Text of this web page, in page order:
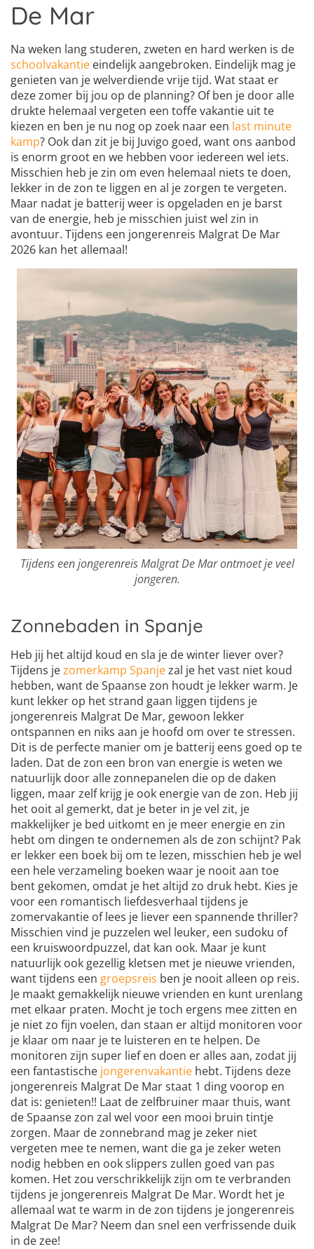
De Mar
Na weken lang studeren, zweten en hard werken is de
schoolvakantie eindelijk aangebroken. Eindelijk mag je
genieten van je welverdiende vrije tijd. Wat staat er
deze zomer bij jou op de planning? Of ben je door alle
drukte helemaal vergeten een toffe vakantie uit te
kiezen en ben je nu nog op zoek naar een last minute
kamp? Ook dan zit je bij Juvigo goed, want ons aanbod
is enorm groot en we hebben voor iedereen wel iets.
Misschien heb je zin om even helemaal niets te doen,
lekker in de zon te liggen en al je zorgen te vergeten.
Maar nadat je batterij weer is opgeladen en je barst
van de energie, heb je misschien juist wel zin in
avontuur. Tijdens een jongerenreis Malgrat De Mar
2026 kan het allemaal!
Tijdens een jongerenreis Malgrat De Mar ontmoet je veel
jongeren.
Zonnebaden in Spanje
Heb jij het altijd koud en sla je de winter liever over?
Tijdens jezomerkamp Spanjezal je het vast niet koud
hebben, want de Spaanse zon houdt je lekker warm. Je
kunt lekker op het strand gaan liggen tijdens je
jongerenreis Malgrat De Mar, gewoon lekker
ontspannen en niks aan je hoofd om over te stressen.
Dit is de perfecte manier om je batterij eens goed op te
laden. Dat de zon een bron van energie is weten we
natuurlijk door alle zonnepanelen die op de daken
liggen, maar zelf krijg je ook energie van de zon. Heb jij
het ooit al gemerkt, dat je beter in je vel zit, je
makkelijker je bed uitkomt en je meer energie en zin
hebt om dingen te ondernemen als de zon schijnt? Pak
er lekker een boek bij om te lezen, misschien heb je wel
een hele verzameling boeken waar je nooit aan toe
bent gekomen, omdat je het altijd zo druk hebt. Kies je
voor een romantisch liefdesverhaal tijdens je
zomervakantie of lees je liever een spannende thriller?
Misschien vind je puzzelen wel leuker, een sudoku of
een kruiswoordpuzzel, dat kan ook. Maar je kunt
natuurlijk ook gezellig kletsen met je nieuwe vrienden,
want tijdens een groepsreis ben je nooit alleen op reis.
Je maakt gemakkelijk nieuwe vrienden en kunt urenlang
met elkaar praten. Mocht je toch ergens mee zitten en
je niet zo fijn voelen, dan staan er altijd monitoren voor
je klaar om naar je te luisteren en te helpen. De
monitoren zijn super lief en doen er alles aan, zodat jij
een fantastische jongerenvakantie hebt. Tijdens deze
jongerenreis Malgrat De Mar staat 1 ding voorop en
dat is: genieten!! Laat de zelfbruiner maar thuis, want
de Spaanse zon zal wel voor een mooi bruin tintje
zorgen. Maar de zonnebrand mag je zeker niet
vergeten mee te nemen, want die ga je zeker weten
nodig hebben en ook slippers zullen goed van pas
komen. Het zou verschrikkelijk zijn om te verbranden
tijdens je jongerenreis Malgrat De Mar. Wordt het je
allemaal wat te warm in de zon tijdens je jongerenreis
Malgrat De Mar? Neem dan snel een verfrissende duik
in de zee!